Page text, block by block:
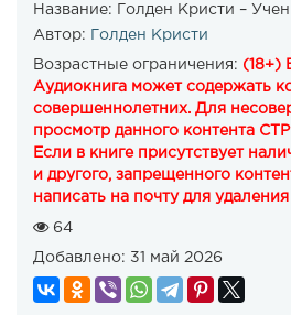
Название: Голден Кристи –
Автор:
Голден Кристи
Возрастные ограничения: (18+)
Аудиокнига может содержать
совершеннолетних. Для
просмотр данного контента
Если в книге присутствует
и другого, запрещенного
написать на почту для
64
Добавлено: 31 май 2026